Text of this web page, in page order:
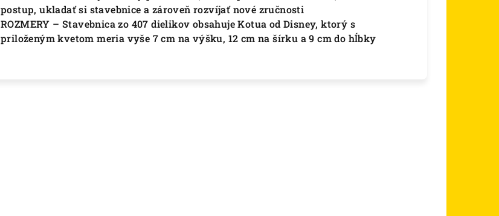
postup, ukladať si stavebnice a zároveň rozvíjať nové zručnosti
ROZMERY – Stavebnica zo 407 dielikov obsahuje Kotua od Disney, ktorý s
priloženým kvetom meria vyše 7 cm na výšku, 12 cm na šírku a 9 cm do hĺbky